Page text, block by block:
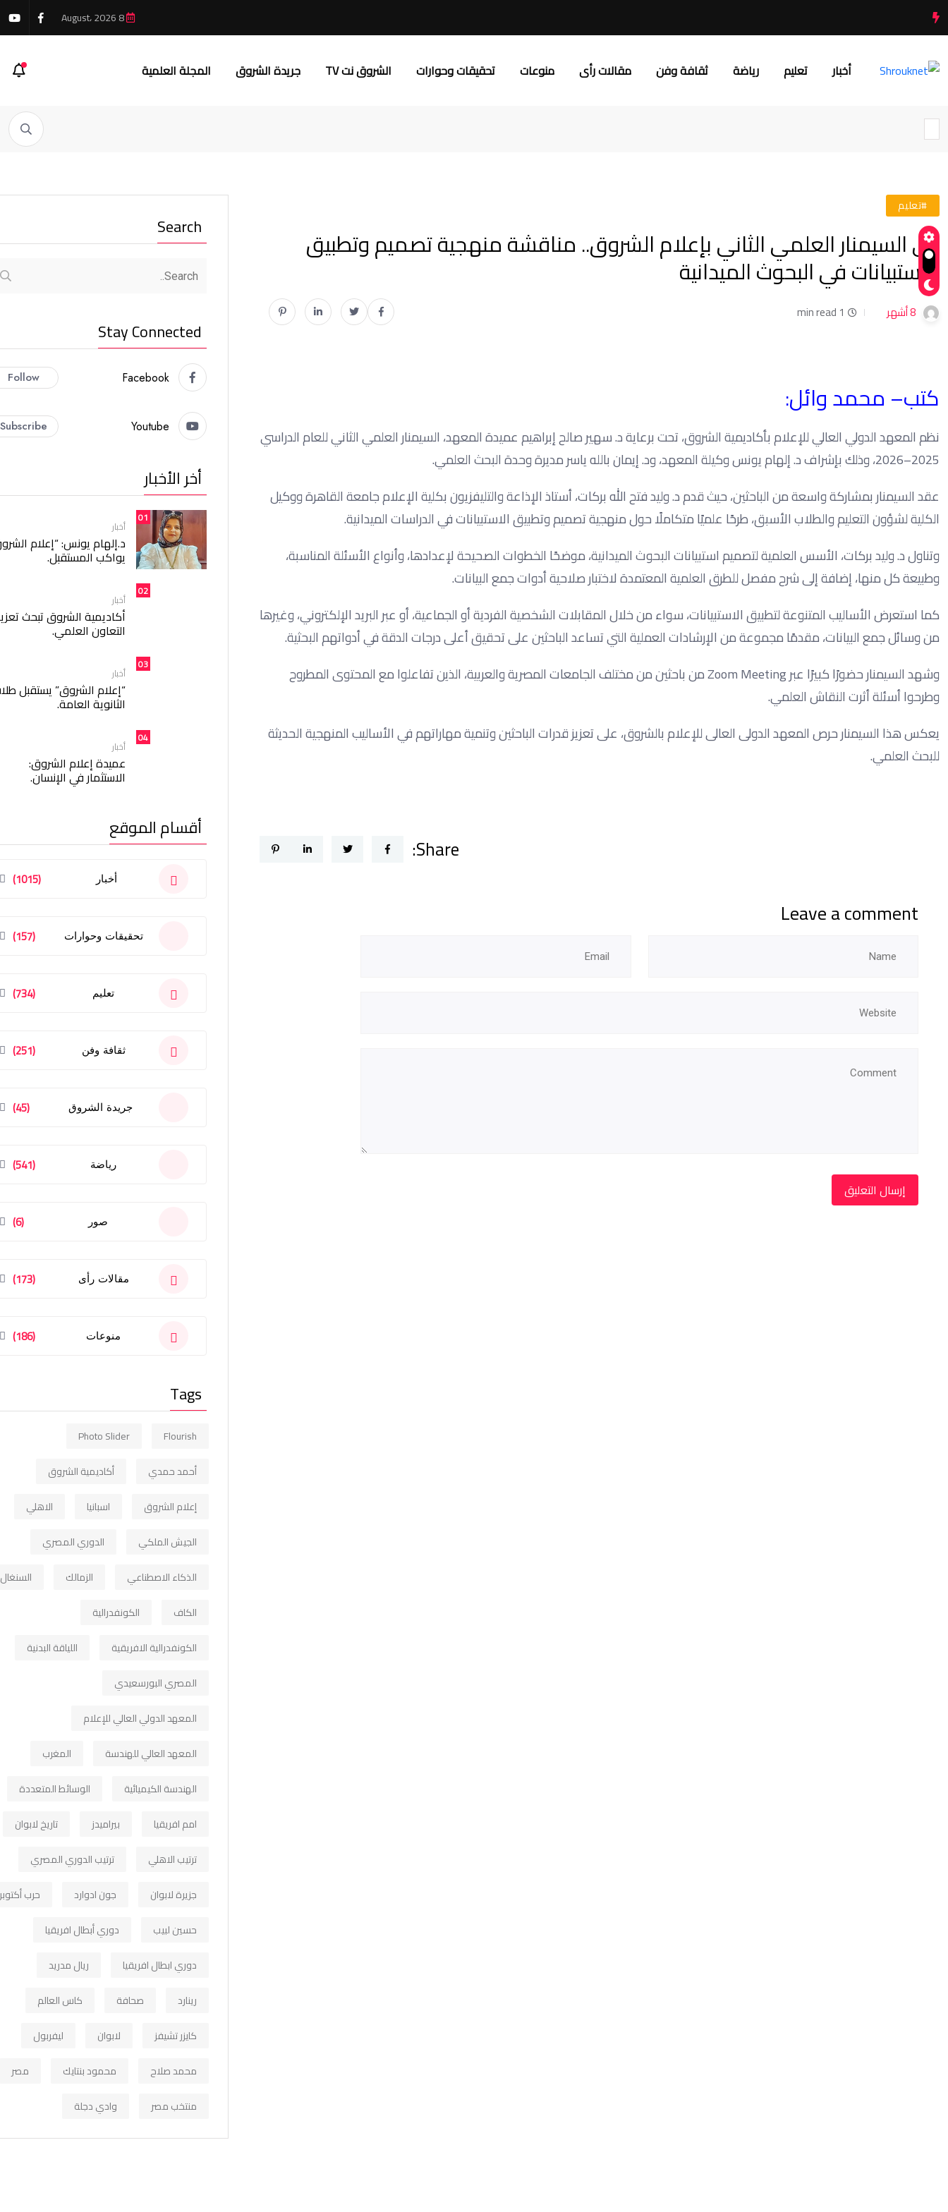
أخبار تعليم رياضة ثقافة وفن مقالات رأى منوعات تحقيقات وحوارات الشروق نت TV جريدة الشروق المجلة العلمية
#تعليم
في السيمنار العلمي الثاني بإعلام الشروق.. مناقشة منهجية تصميم وتطبيق
الاستبيانات في البحوث الميدانية
8 أشهر 1 min read
كتب– محمد وائل:
نظم المعهد الدولي العالي للإعلام بأكاديمية الشروق، تحت برعاية د. سهير صالح إبراهيم عميدة المعهد، السيمنار العلمي الثاني للعام الدراسي
2025–2026، وذلك بإشراف د. إلهام يونس وكيلة المعهد، ود. إيمان بالله ياسر مديرة وحدة البحث العلمي.
عقد السيمنار بمشاركة واسعة من الباحثين، حيث قدم د. وليد فتح الله بركات، أستاذ الإذاعة والتليفزيون بكلية الإعلام جامعة القاهرة ووكيل
الكلية لشؤون التعليم والطلاب الأسبق، طرحًا علميًا متكاملًا حول منهجية تصميم وتطبيق الاستبيانات في الدراسات الميدانية.
وتناول د. وليد بركات، الأسس العلمية لتصميم استبيانات البحوث الميدانية، موضحًا الخطوات الصحيحة لإعدادها، وأنواع الأسئلة المناسبة،
وطبيعة كل منها، إضافة إلى شرح مفصل للطرق العلمية المعتمدة لاختبار صلاحية أدوات جمع البيانات.
كما استعرض الأساليب المتنوعة لتطبيق الاستبيانات، سواء من خلال المقابلات الشخصية الفردية أو الجماعية، أو عبر البريد الإلكتروني، وغيرها
من وسائل جمع البيانات، مقدمًا مجموعة من الإرشادات العملية التي تساعد الباحثين على تحقيق أعلى درجات الدقة في أدواتهم البحثية.
وشهد السيمنار حضورًا كبيرًا عبر Zoom Meeting من باحثين من مختلف الجامعات المصرية والعربية، الذين تفاعلوا مع المحتوى المطروح
وطرحوا أسئلة أثرت النقاش العلمي.
يعكس هذا السيمنار حرص المعهد الدولى العالى للإعلام بالشروق، على تعزيز قدرات الباحثين وتنمية مهاراتهم في الأساليب المنهجية الحديثة
للبحث العلمي.
Share:
Leave a comment
Search
Stay Connected
Facebook
Follow
Youtube
Subscribe
أخر الأخبار
01
أخبار
د.إلهام يونس: “إعلام
يواكب المستقبل.
02
أخبار
أكاديمية الشروق تبحث
التعاون العلمي.
03
أخبار
“إعلام الشروق” يستقبل
الثانوية العامة.
04
أخبار
عميدة إعلام الشروق:
الاستثمار في الإنسان.
أقسام الموقع
أخبار (1015)
تحقيقات وحوارات (157)
تعليم (734)
ثقافة وفن (251)
جريدة الشروق (45)
رياضة (541)
صور (6)
مقالات رأى (173)
منوعات (186)
Tags
Flourish
Photo Slider
أحمد حمدي
أكاديمية الشروق
إعلام الشروق
اسبانيا
الاهلي
الجيش الملكي
الدوري المصري
الذكاء الاصطناعي
الزمالك
السنغال
الكاف
الكونفدرالية
الكونفدرالية الافريقية
اللياقة البدنية
المصري البورسعيدي
المعهد الدولي العالي للإعلام
المعهد العالي للهندسة
المغرب
الهندسة الكيميائية
الوسائط المتعددة
امم افريقيا
بيراميدز
تاريخ لابوان
ترتيب الاهلي
ترتيب الدوري المصري
جزيرة لابوان
جون ادوارد
حرب أكتوبر
حسين لبيب
دوري أبطال افريقيا
دوري ابطال افريقيا
ريال مدريد
رينارد
صحافة
كاس العالم
كايزر تشيفز
لابوان
ليفربول
محمد صلاح
محمود بنتايك
مصر
منتخب مصر
وادي دجلة